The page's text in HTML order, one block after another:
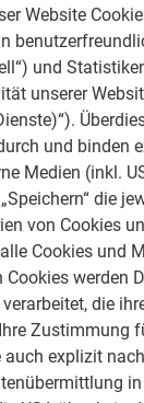
Website
und
unserer
und binden
Medien (inkl.
die
von Cookies
Cookies und
Cookies werden
die
Zustimmung
explizit